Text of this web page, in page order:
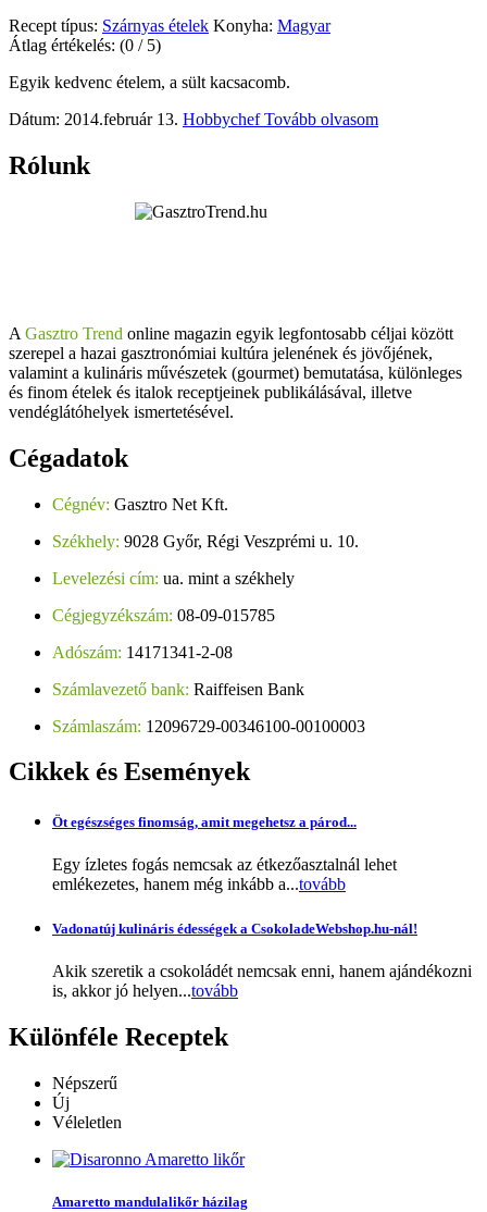
Recept típus: Szárnyas ételek Konyha: Magyar
Átlag értékelés: (0 / 5)
Egyik kedvenc ételem, a sült kacsacomb.
Dátum: 2014.február 13. HobbychefTovább olvasom
Rólunk
A Gasztro Trend online magazin egyik legfontosabb céljai között
szerepel a hazai gasztronómiai kultúra jelenének és jövőjének,
valamint a kulináris művészetek (gourmet) bemutatása, különleges
és finom ételek és italok receptjeinek publikálásával, illetve
vendéglátóhelyek ismertetésével.
Cégadatok
Cégnév: Gasztro Net Kft.
Székhely: 9028 Győr, Régi Veszprémi u. 10.
Levelezési cím: ua. mint a székhely
Cégjegyzékszám: 08-09-015785
Adószám: 14171341-2-08
Számlavezető bank: Raiffeisen Bank
Számlaszám: 12096729-00346100-00100003
Cikkekés Események
Öt egészséges finomság, amit megehetsz a párod...
Egy ízletes fogás nemcsak az étkezőasztalnál lehet
emlékezetes, hanem még inkább a...tovább
Vadonatúj kulináris édességek a CsokoladeWebshop.hu-nál!
Akik szeretik a csokoládét nemcsak enni, hanem ajándékozni
is, akkor jó helyen...tovább
Különféle Receptek
Népszerű
Új
Véleletlen
Amaretto mandulalikőr házilag